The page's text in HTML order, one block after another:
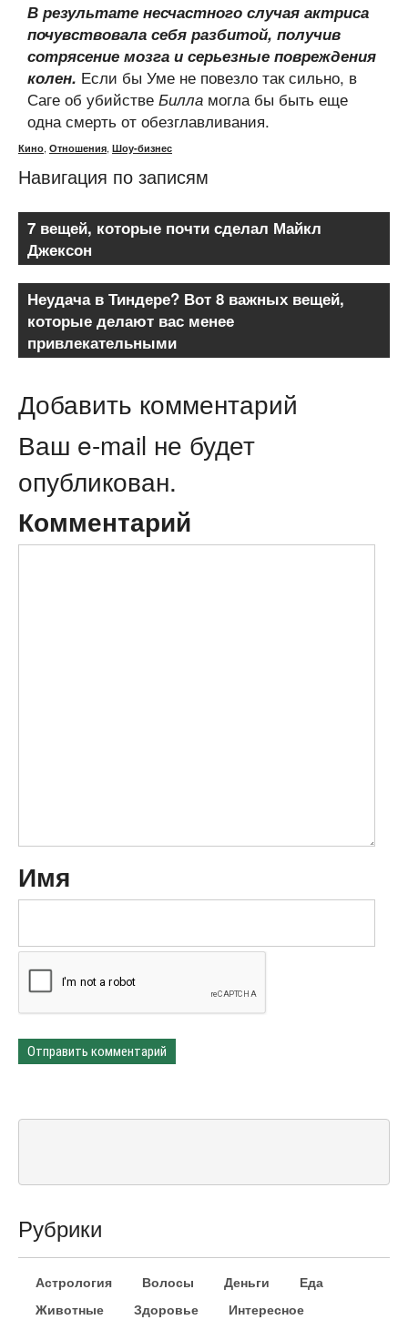
В результате несчастного случая актриса
почувствовала себя разбитой, получив
сотрясение мозга и серьезные повреждения
колен. Если бы Уме не повезло так сильно, в
Саге об убийстве Билла могла бы быть еще
одна смерть от обезглавливания.
Кино, Отношения, Шоу-бизнес
Навигация по записям
7 вещей, которые почти сделал Майкл
Джексон
Неудача в Тиндере? Вот 8 важных вещей,
которые делают вас менее
привлекательными
Добавить комментарий
Ваш e-mail не будет
опубликован.
Комментарий
Имя
Рубрики
Астрология Волосы Деньги
Еда
Животные
Здоровье Интересное